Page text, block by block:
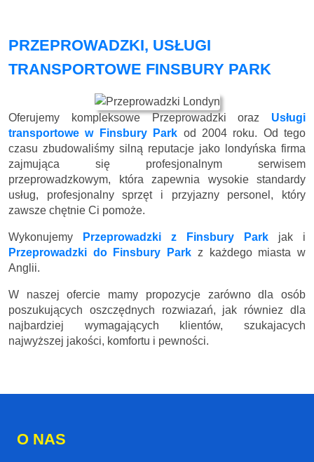
PRZEPROWADZKI, USŁUGI
TRANSPORTOWE FINSBURY PARK
Oferujemy kompleksowe Przeprowadzki oraz Usługi
transportowe w Finsbury Park od 2004 roku. Od tego
czasu zbudowaliśmy silną reputacje jako londyńska firma
zajmująca się profesjonalnym serwisem
przeprowadzkowym, która zapewnia wysokie standardy
usług, profesjonalny sprzęt i przyjazny personel, który
zawsze chętnie Ci pomoże.
Wykonujemy Przeprowadzki z Finsbury Park jak i
Przeprowadzki do Finsbury Park z każdego miasta w
Anglii.
W naszej ofercie mamy propozycje zarówno dla osób
poszukujących oszczędnych rozwiazań, jak równiez dla
najbardziej wymagających klientów, szukajacych
najwyższej jakości, komfortu i pewności.
O NAS